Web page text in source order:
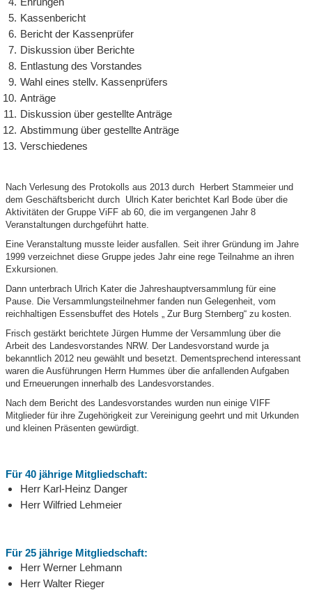
Kassenbericht
Bericht der Kassenprüfer
Diskussion über Berichte
Entlastung des Vorstandes
Wahl eines stellv. Kassenprüfers
Anträge
Diskussion über gestellte Anträge
Abstimmung über gestellte Anträge
Verschiedenes
Nach Verlesung des Protokolls aus 2013 durch Herbert Stammeier und
dem Geschäftsbericht durch Ulrich Kater berichtet Karl Bode über die
Aktivitäten der Gruppe ViFF ab 60, die im vergangenen Jahr 8
Veranstaltungen durchgeführt hatte.
Eine Veranstaltung musste leider ausfallen. Seit ihrer Gründung im Jahre
1999 verzeichnet diese Gruppe jedes Jahr eine rege Teilnahme an ihren
Exkursionen.
Dann unterbrach Ulrich Kater die Jahreshauptversammlung für eine
Pause. Die Versammlungsteilnehmer fanden nun Gelegenheit, vom
reichhaltigen Essensbuffet des Hotels „ Zur Burg Sternberg“ zu kosten.
Frisch gestärkt berichtete Jürgen Humme der Versammlung über die
Arbeit des Landesvorstandes NRW. Der Landesvorstand wurde ja
bekanntlich 2012 neu gewählt und besetzt. Dementsprechend interessant
waren die Ausführungen Herrn Hummes über die anfallenden Aufgaben
und Erneuerungen innerhalb des Landesvorstandes.
Nach dem Bericht des Landesvorstandes wurden nun einige VIFF
Mitglieder für ihre Zugehörigkeit zur Vereinigung geehrt und mit Urkunden
und kleinen Präsenten gewürdigt.
Für 40 jährige Mitgliedschaft:
Herr Karl-Heinz Danger
Herr Wilfried Lehmeier
Für 25 jährige Mitgliedschaft:
Herr Werner Lehmann
Herr Walter Rieger